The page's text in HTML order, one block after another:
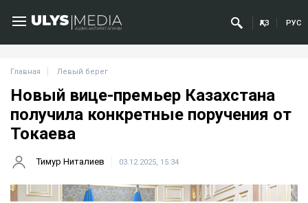
ҚАЗ РУС
Главная Левый берег
Новый вице-премьер Казахстана
получила конкретные поручения от
Токаева
Тимур Ниталиев 03.12.2025, 15:34